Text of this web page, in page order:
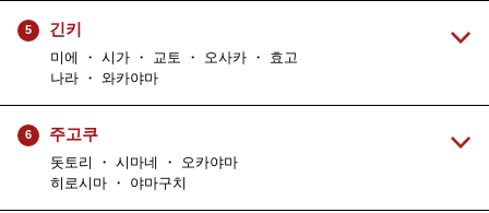
5 긴키
미에 ・ 시가 ・ 교토 ・ 오사카 ・ 효고
나라 ・ 와카야마
6 주고쿠
돗토리 ・ 시마네 ・ 오카야마
히로시마 ・ 야마구치